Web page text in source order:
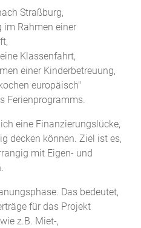
Straßburg,
im Rahmen einer
Klassenfahrt,
einer Kinderbetreuung,
europäisch"
Ferienprogramms.
eine Finanzierungslücke,
decken können. Ziel ist es,
mit Eigen- und
Das bedeutet,
für das Projekt
wie z.B. Miet-,